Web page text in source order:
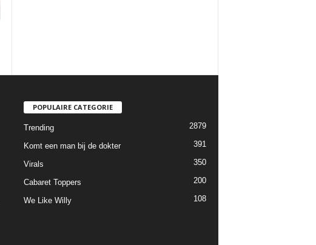
POPULAIRE CATEGORIE
Trending 2879
Komt een man bij de dokter 391
Virals 350
Cabaret Toppers 200
We Like Willy 108